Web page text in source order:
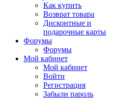
Как купить
Возврат товара
Дисконтные и
подарочные карты
Форумы
Форумы
Мой кабинет
Мой кабинет
Войти
Регистрация
Забыли пароль